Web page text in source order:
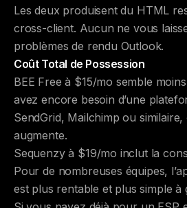
Les deux produisent du HTML
cross-client. Aucun ne vous
problèmes de rendu Outlook.
Coût Total de Possession
BEE Free à $15/mo semble
avez encore besoin d’une
SendGrid, Mailchimp ou
augmente.
Sequenzy à $19/mo inclut la
Pour de nombreuses équipes,
est plus rentable et plus simple à